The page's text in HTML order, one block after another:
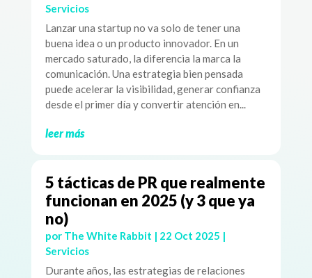
Servicios
Lanzar una startup no va solo de tener una
buena idea o un producto innovador. En un
mercado saturado, la diferencia la marca la
comunicación. Una estrategia bien pensada
puede acelerar la visibilidad, generar confianza
desde el primer día y convertir atención en...
leer más
5 tácticas de PR que realmente
funcionan en 2025 (y 3 que ya
no)
por The White Rabbit | 22 Oct 2025 |
Servicios
Durante años, las estrategias de relaciones